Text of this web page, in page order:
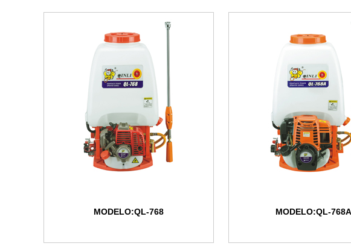
MODELO:QL-768 MODELO:QL-768A